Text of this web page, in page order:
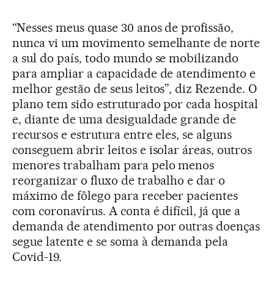
“Nesses meus quase 30 anos de profissão,
nunca vi um movimento semelhante de norte
a sul do país, todo mundo se mobilizando
para ampliar a capacidade de atendimento e
melhor gestão de seus leitos”, diz Rezende. O
plano tem sido estruturado por cada hospital
e, diante de uma desigualdade grande de
recursos e estrutura entre eles, se alguns
conseguem abrir leitos e isolar áreas, outros
menores trabalham para pelo menos
reorganizar o fluxo de trabalho e dar o
máximo de fôlego para receber pacientes
com coronavírus. A conta é difícil, já que a
demanda de atendimento por outras doenças
segue latente e se soma à demanda pela
Covid-19.